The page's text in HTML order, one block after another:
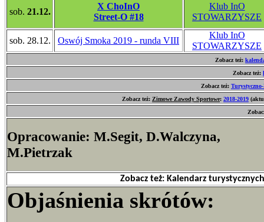
sob. 21.12.
X ChoInO
Street-O #18
Klub InO
STOWARZYSZE
sob. 28.12. Oswój Smoka 2019 - runda VIII
Klub InO
STOWARZYSZE
Zobacz też:
Zobacz też:
Zobacz też:
Zobacz też: Zimowe Zawody Sportowe: 2018-2019
Opracowanie: M.Segit, D.Walczyna,
M.Pietrzak
Zobacz też: Kalendarz
Objaśnienia skrótów: